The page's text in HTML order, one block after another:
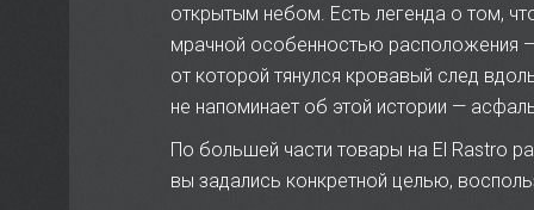
открытым небом. Есть легенда о том,
мрачной особенностью расположения
от которой тянулся кровавый след
не напоминает об этой истории —
По большей части товары на El Rastro
вы задались конкретной целью,